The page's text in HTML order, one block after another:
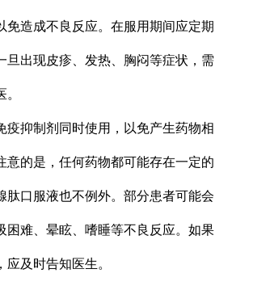
免造成不良反应。在服用期间应定期
旦出现皮疹、发热、胸闷等症状，需
疫抑制剂同时使用，以免产生药物相
意的是，任何药物都可能存在一定的
肽口服液也不例外。部分患者可能会
困难、晕眩、嗜睡等不良反应。如果
应及时告知医生。